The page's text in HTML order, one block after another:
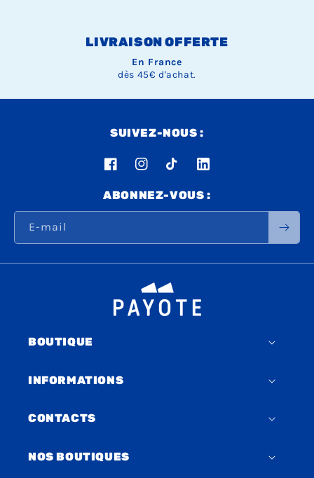
LIVRAISON OFFERTE
En France
dès 45€ d'achat.
SUIVEZ-NOUS :
FacebookInstagramTikTok LinkedIn
ABONNEZ-VOUS :
E-mail
BOUTIQUE
INFORMATIONS
CONTACTS
NOS BOUTIQUES